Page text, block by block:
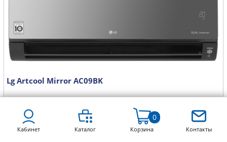
Lg Artcool Mirror AC09BK
Страна бренда
Корея
Компрессор
Инвертор
Кабинет Каталог Корзина
0
Контакты